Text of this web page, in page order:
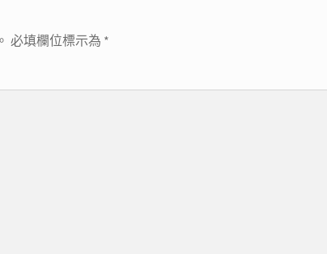
必填欄位標示為 *